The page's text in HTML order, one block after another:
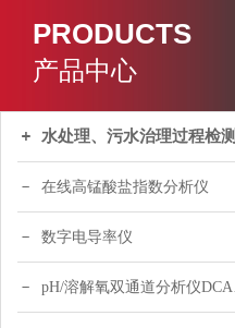
PRODUCTS
产品中心
水处理、污水治理过程检测
在线高锰酸盐指数分析仪
数字电导率仪
pH/溶解氧双通道分析仪DCA120